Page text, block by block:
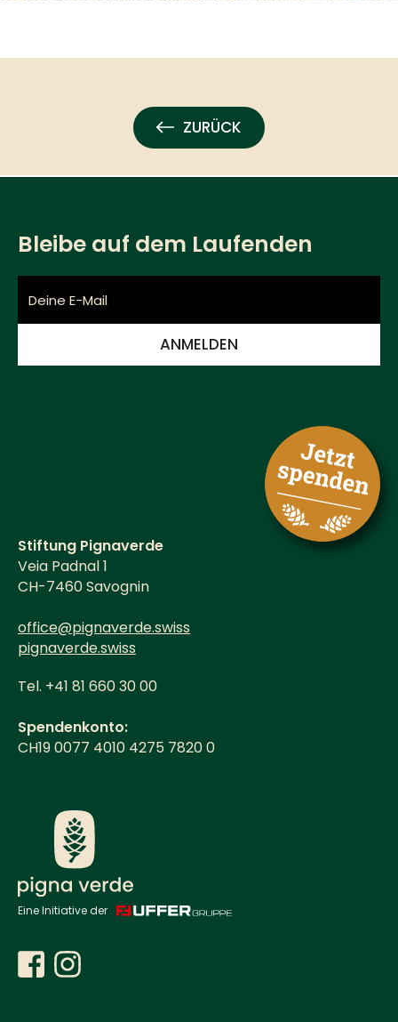
ZURÜCK
Bleibe auf dem Laufenden
Eine Initiative der
Stiftung Pignaverde
Veia Padnal 1
CH-7460 Savognin
office@pignaverde.swiss
pignaverde.swiss
Tel. +41 81 660 30 00
Spendenkonto:
CH19 0077 4010 4275 7820 0
Diese Seite verwendet Cookies. Erfahren Sie in unserer